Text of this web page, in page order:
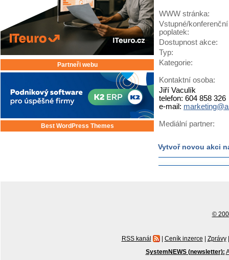
Partneři webu
Best WordPress Themes
WWW stránka:
Vstupné/konferenční
poplatek:
Dostupnost akce:
Typ:
Kategorie:
Kontaktní osoba:
Jiří Vaculík
telefon: 604 858 326
e-mail:
Mediální partner:
Vytvoř novou akci
©
RSS kanál | Ceník inzerce | Zprávy |
SystemNEWS (newsletter):